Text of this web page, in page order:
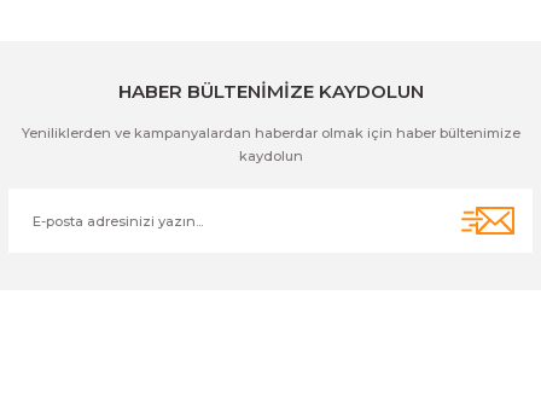
HABER BÜLTENİMİZE KAYDOLUN
Yeniliklerden ve kampanyalardan haberdar olmak için haber bültenimize
kaydolun